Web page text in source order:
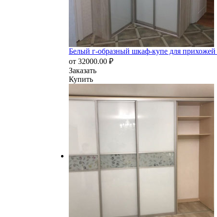
Белый г-образный шкаф-купе для
от 32000.00 ₽
Заказать
Купить